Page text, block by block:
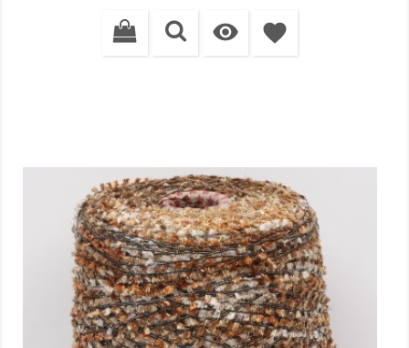
 favorite